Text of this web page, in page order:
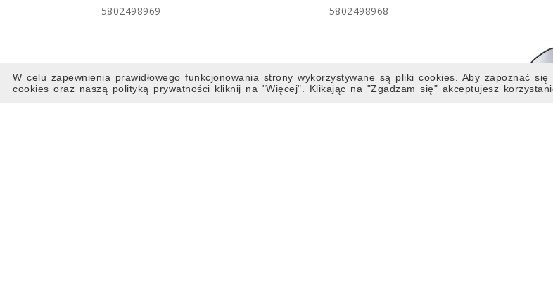
5802498969 5802498968
W celu zapewnienia prawidłowego funkcjonowania strony wykorzystywane są pliki cookies. Aby zapoznać
cookies oraz naszą polityką prywatności kliknij na "Więcej". Klikając na "Zgadzam się" akceptujesz